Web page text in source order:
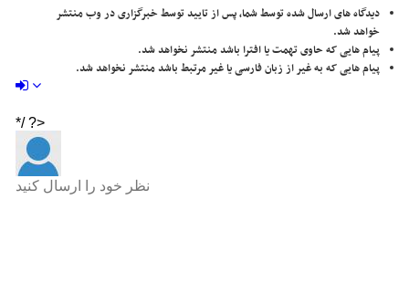
دیدگاه های ارسال شده توسط شما، پس از تایید توسط خبرگزاری در وب منتشر
خواهد شد.
پیام هایی که حاوی تهمت یا افترا باشد منتشر نخواهد شد.
پیام هایی که به غیر از زبان فارسی یا غیر مرتبط باشد منتشر نخواهد شد.